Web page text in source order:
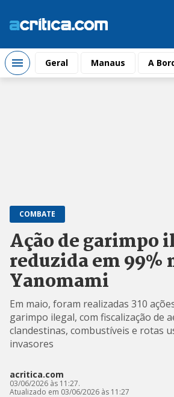
Geral Manaus A
COMBATE
Ação de garimpo
reduzida em 99%
Yanomami
Em maio, foram realizadas 310
garimpo ilegal, com fiscalização de
clandestinas, combustíveis e rotas
invasores
acritica.com
03/06/2026 às 11:27.
Atualizado em 03/06/2026 às 11:27